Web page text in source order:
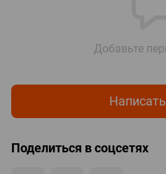
Добавьте
Поделиться в соцсетях